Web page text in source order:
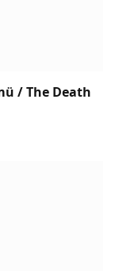
/ The Death